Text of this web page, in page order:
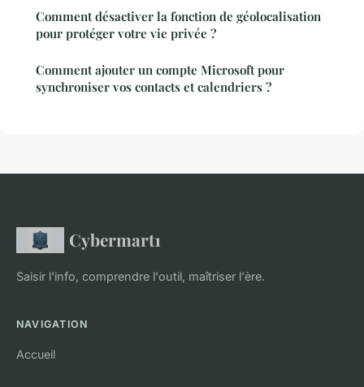
Comment désactiver la fonction de géolocalisation
pour protéger votre vie privée ?
Comment ajouter un compte Microsoft pour
synchroniser vos contacts et calendriers ?
Cybermart1
Saisir l'info, comprendre l'outil, maîtriser l'ère.
NAVIGATION
Accueil